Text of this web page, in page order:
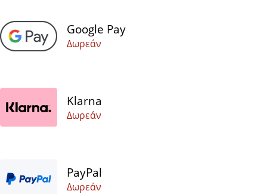
Είσαι
λάτρης
του
εμείς;
Έλα
μαζί
μας
μάρκας
Google Pay
Δωρεάν
Klarna
Δωρεάν
PayPal
Δωρεάν